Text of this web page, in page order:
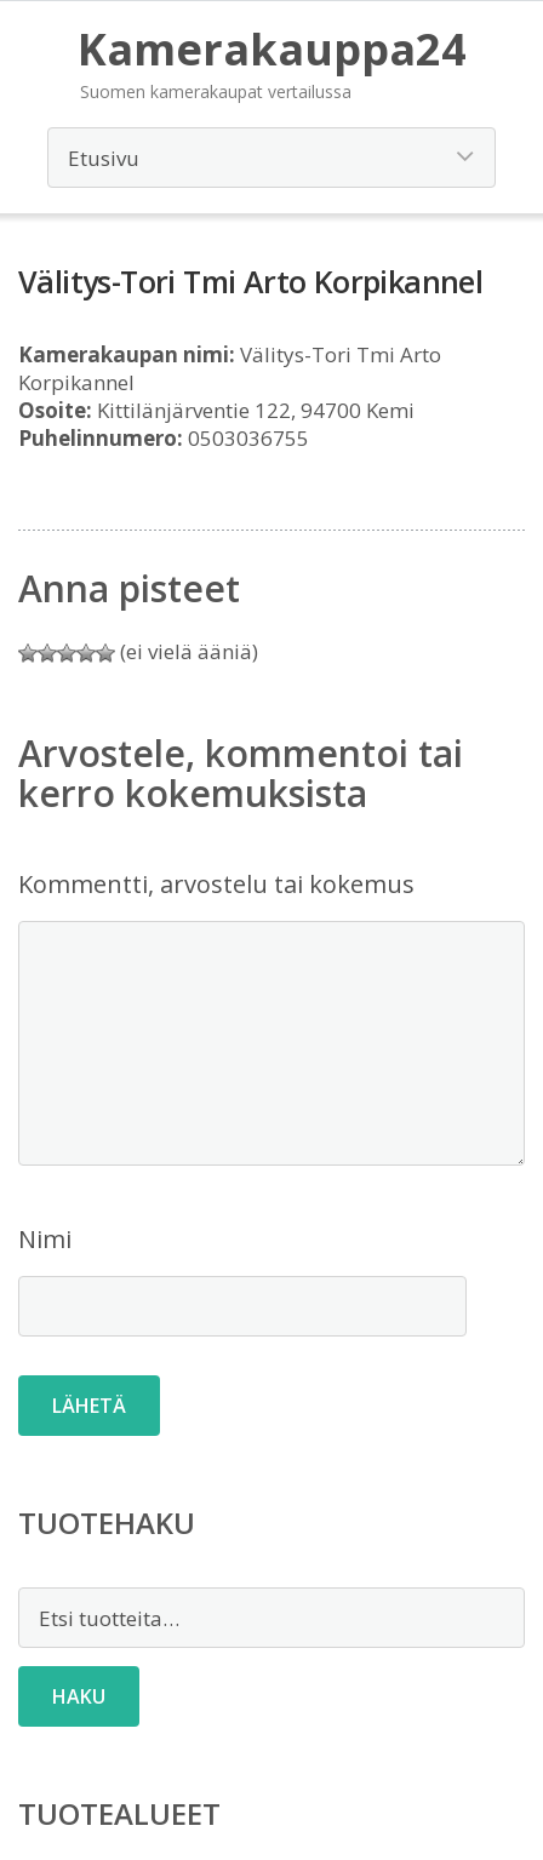
Kamerakauppa24
Suomen kamerakaupat vertailussa
Välitys-Tori Tmi Arto Korpikannel
Kamerakaupan nimi: Välitys-Tori Tmi Arto
Korpikannel
Osoite: Kittilänjärventie 122, 94700 Kemi
Puhelinnumero: 0503036755
Anna pisteet
(ei vielä ääniä)
Arvostele, kommentoi tai
kerro kokemuksista
Kommentti, arvostelu tai kokemus
Nimi
TUOTEHAKU
HAKU
TUOTEALUEET